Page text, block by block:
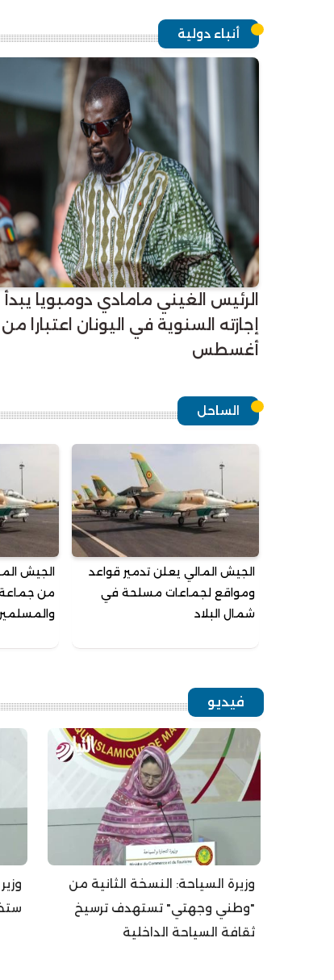
أنباء دولية
الرئيس الغيني مامادي دومبويا يبدأ
أغسطس
الساحل
الجيش المالي يعلن تدمير قواعد
ومواقع لجماعات مسلحة في
شمال البلاد
الجيش
من جماعة
فيديو
وزيرة السياحة: النسخة الثانية من
"وطني وجهتي" تستهدف ترسيخ
ثقافة السياحة الداخلية